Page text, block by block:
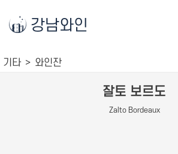
강남와인
기타 와인잔
잘토 보르도
Zalto Bordeaux